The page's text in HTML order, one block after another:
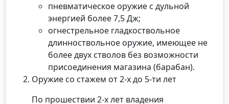
пневматическое оружие с дульной
энергией более 7,5 Дж;
огнестрельное гладкоствольное
длинноствольное оружие, имеющее не
более двух стволов без возможности
присоединения магазина (барабан).
Оружие со стажем от 2-х до 5-ти лет
По прошествии 2-х лет владения